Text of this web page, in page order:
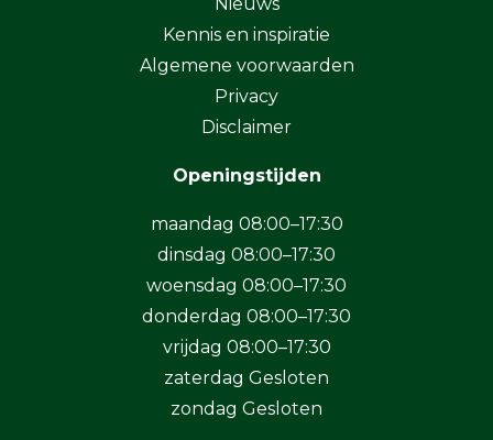
Nieuws
Kennis en inspiratie
Algemene voorwaarden
Privacy
Disclaimer
Openingstijden
maandag 08:00–17:30
dinsdag 08:00–17:30
woensdag 08:00–17:30
donderdag 08:00–17:30
vrijdag 08:00–17:30
zaterdag Gesloten
zondag Gesloten